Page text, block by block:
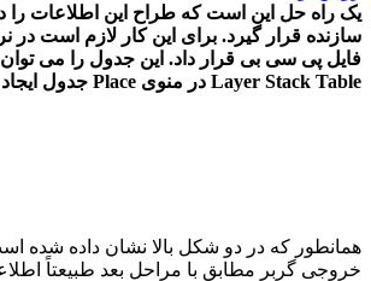
یک راه حل این است که طراح این اطلاعات را
Layer Stack Table در منوی Place جدول ایجاد شده توسط نرم افزار را در همان لایه قرار دهید.
خروجی گربر مطابق با مراحل بعد طبیعتاً